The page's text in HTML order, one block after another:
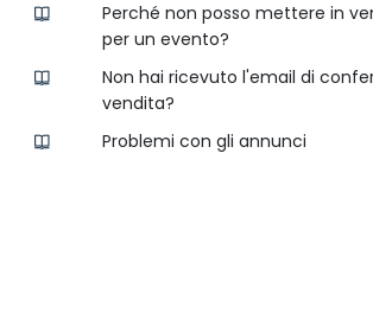
Perché non posso mettere in
per un evento?
Non hai ricevuto l'email di
vendita?
Problemi con gli annunci